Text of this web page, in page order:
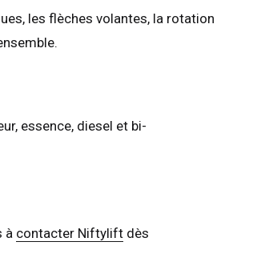
les flèches volantes, la rotation
essence, diesel et bi-
à contacter Niftyliftdès